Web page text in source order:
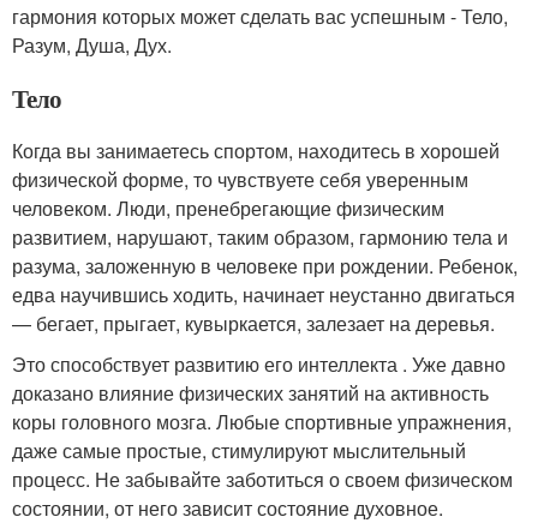
гармония которых может сделать вас успешным - Тело,
Разум, Душа, Дух.
Тело
Когда вы занимаетесь спортом, находитесь в хорошей
физической форме, то чувствуете себя уверенным
человеком. Люди, пренебрегающие физическим
развитием, нарушают, таким образом, гармонию тела и
разума, заложенную в человеке при рождении. Ребенок,
едва научившись ходить, начинает неустанно двигаться
— бегает, прыгает, кувыркается, залезает на деревья.
Это способствует развитию его интеллекта . Уже давно
доказано влияние физических занятий на активность
коры головного мозга. Любые спортивные упражнения,
даже самые простые, стимулируют мыслительный
процесс. Не забывайте заботиться о своем физическом
состоянии, от него зависит состояние духовное.